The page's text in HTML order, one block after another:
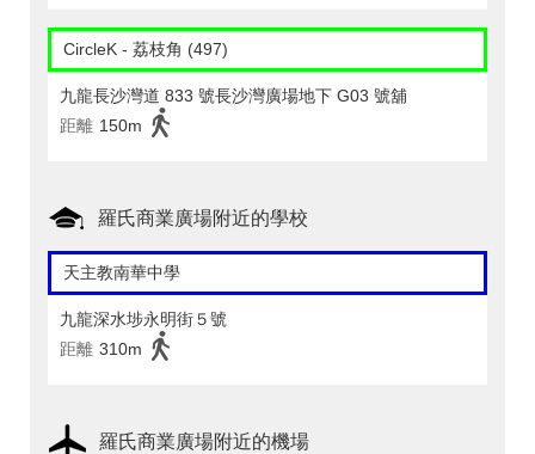
CircleK - 荔枝角 (497)
九龍長沙灣道 833 號長沙灣廣場地下 G03 號舖
距離 150m
羅氏商業廣場附近的學校
天主教南華中學
九龍深水埗永明街５號
距離 310m
羅氏商業廣場附近的機場